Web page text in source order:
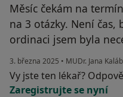
Měsíc čekám na
na 3 otázky. Není čas,
ordinaci jsem byla
3. března 2025 • MUDr. Jana
Vy jste ten lékař?
Zaregistrujte se nyní